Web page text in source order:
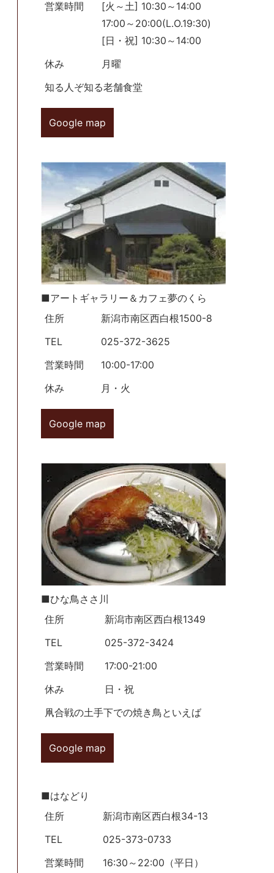
営業時間
[火～土] 10:30～14:00
17:00～20:00(L.O.19:30)
[日・祝] 10:30～14:00
休み
月曜
知る人ぞ知る老舗食堂
Google map
■アートギャラリー＆カフェ夢のくら
住所
新潟市南区西白根1500-8
TEL
025-372-3625
営業時間
10:00-17:00
休み
月・火
Google map
■ひな鳥ささ川
住所
新潟市南区西白根1349
TEL
025-372-3424
営業時間
17:00-21:00
休み
日・祝
凧合戦の土手下での焼き鳥といえば
Google map
■はなどり
住所
新潟市南区西白根34-13
TEL
025-373-0733
営業時間
16:30～22:00（平日）